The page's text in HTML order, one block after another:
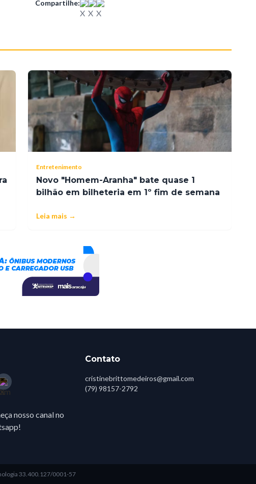
Compartilhe:
Entretenimento
Novo "Homem-Aranha" bate quase 1
bilhão em bilheteria em 1º fim de semana
Leia mais →
nosso canal no
Contato
cristinebrittomedeiros@gmail.com
(79) 98157-2792
33.400.127/0001-57